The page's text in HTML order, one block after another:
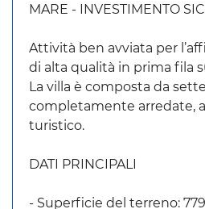
MARE - INVESTIMENTO
Attività ben avviata per
di alta qualità in prima fila
La villa è composta da
completamente arredate,
turistico.
DATI PRINCIPALI
- Superficie del terreno: